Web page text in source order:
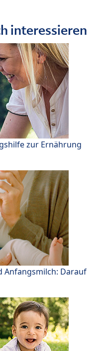
interessieren
zur Ernährung
Anfangsmilch: Darauf